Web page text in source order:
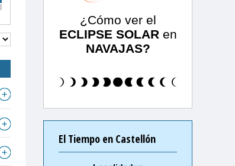
¿Cómo ver el
ECLIPSE SOLAR en
NAVAJAS?
El Tiempo en Castellón